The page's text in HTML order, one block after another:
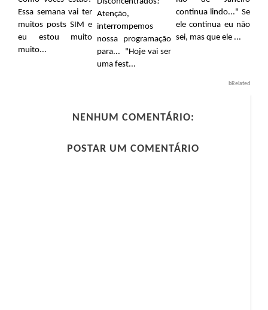
Essa semana vai ter
muitos posts SIM e
eu estou muito
muito...
Atenção,
interrompemos
nossa programação
para... "Hoje vai ser
uma fest...
continua lindo..." Se
ele continua eu não
sei, mas que ele ...
bRelated
NENHUM COMENTÁRIO:
POSTAR UM COMENTÁRIO